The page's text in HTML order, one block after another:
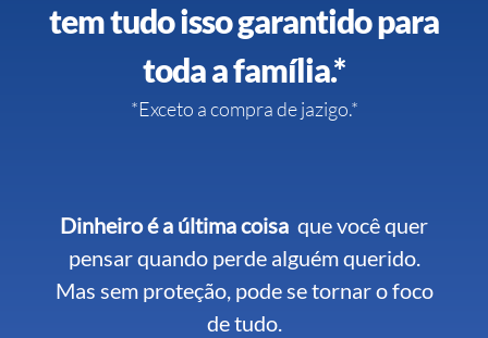
tem tudo isso garantido para
toda a família.*
*Exceto a compra de jazigo.*
Dinheiro é a última coisa que você quer
pensar quando perde alguém querido.
Mas sem proteção, pode se tornar o foco
de tudo.